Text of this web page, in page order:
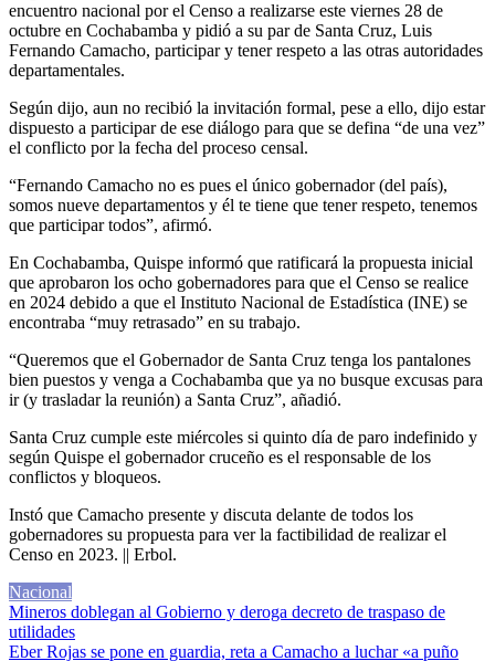
encuentro nacional por el Censo a realizarse este viernes 28 de
octubre en Cochabamba y pidió a su par de Santa Cruz, Luis
Fernando Camacho, participar y tener respeto a las otras autoridades
departamentales.
Según dijo, aun no recibió la invitación formal, pese a ello, dijo estar
dispuesto a participar de ese diálogo para que se defina “de una vez”
el conflicto por la fecha del proceso censal.
“Fernando Camacho no es pues el único gobernador (del país),
somos nueve departamentos y él te tiene que tener respeto, tenemos
que participar todos”, afirmó.
En Cochabamba, Quispe informó que ratificará la propuesta inicial
que aprobaron los ocho gobernadores para que el Censo se realice
en 2024 debido a que el Instituto Nacional de Estadística (INE) se
encontraba “muy retrasado” en su trabajo.
“Queremos que el Gobernador de Santa Cruz tenga los pantalones
bien puestos y venga a Cochabamba que ya no busque excusas para
ir (y trasladar la reunión) a Santa Cruz”, añadió.
Santa Cruz cumple este miércoles si quinto día de paro indefinido y
según Quispe el gobernador cruceño es el responsable de los
conflictos y bloqueos.
Instó que Camacho presente y discuta delante de todos los
gobernadores su propuesta para ver la factibilidad de realizar el
Censo en 2023. || Erbol.
Nacional
Navegación
de
Mineros doblegan al Gobierno y deroga decreto de traspaso de
utilidades
Eber Rojas se pone en guardia, reta a Camacho a luchar «a puño